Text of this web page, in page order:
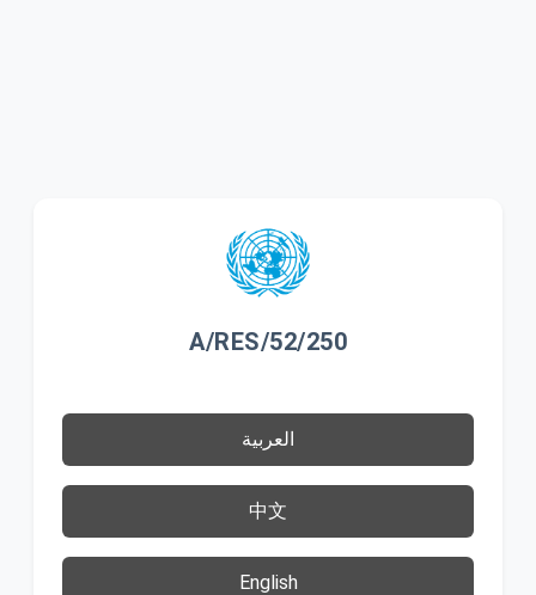
A/RES/52/250
العربية
中文
English